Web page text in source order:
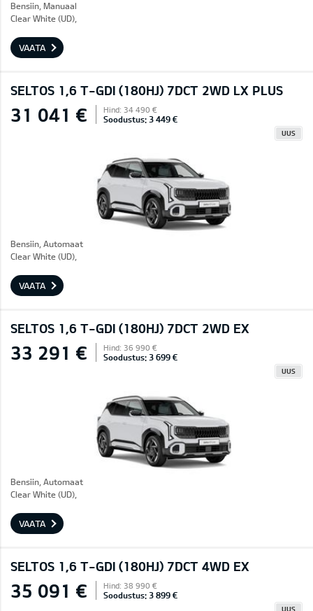
Bensiin, Manuaal
Clear White (UD),
VAATA
SELTOS 1,6 T-GDI (180HJ) 7DCT 2WD LX PLUS
31 041 € Hind: 34 490 €
Soodustus: 3 449 €
UUS
Bensiin, Automaat
Clear White (UD),
VAATA
SELTOS 1,6 T-GDI (180HJ) 7DCT 2WD EX
33 291 € Hind: 36 990 €
Soodustus: 3 699 €
UUS
Bensiin, Automaat
Clear White (UD),
VAATA
SELTOS 1,6 T-GDI (180HJ) 7DCT 4WD EX
35 091 € Hind: 38 990 €
Soodustus: 3 899 €
UUS